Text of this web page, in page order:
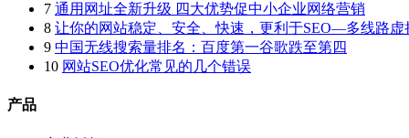
7 通用网址全新升级 四大优势促中小企业网络营销
8 让你的网站稳定、安全、快速，更利于SEO—多线路虚
9 中国无线搜索量排名：百度第一谷歌跌至第四
10 网站SEO优化常见的几个错误
产品